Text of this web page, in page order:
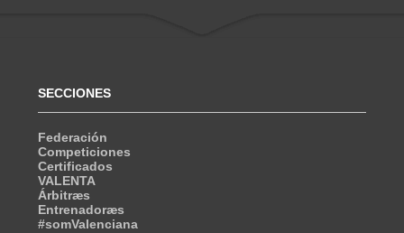
SECCIONES
Federación
Competiciones
Certificados
VALENTA
Árbitræs
Entrenadoræs
#somValenciana